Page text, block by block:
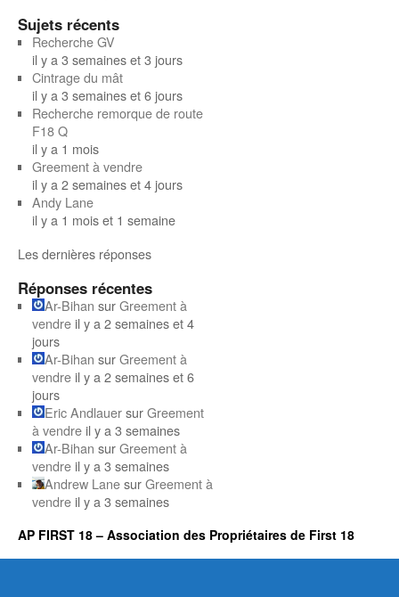
Sujets récents
Recherche GV
il y a 3 semaines et 3 jours
Cintrage du mât
il y a 3 semaines et 6 jours
Recherche remorque de route
F18 Q
il y a 1 mois
Greement à vendre
il y a 2 semaines et 4 jours
Andy Lane
il y a 1 mois et 1 semaine
Les dernières réponses
Réponses récentes
Ar-Bihan surGreement à
vendre il y a 2 semaines et 4
jours
Ar-Bihan surGreement à
vendre il y a 2 semaines et 6
jours
Eric AndlauersurGreement
à vendre il y a 3 semaines
Ar-Bihan surGreement à
vendre il y a 3 semaines
Andrew LanesurGreement à
vendre il y a 3 semaines
AP FIRST 18 – Association des Propriétaires de First 18